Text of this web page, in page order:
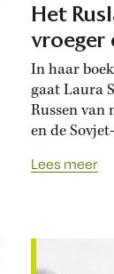
Het
vroeger
In haar
gaat Laura
Russen van
en de
beter”, dan
de rij moest
Lees meer